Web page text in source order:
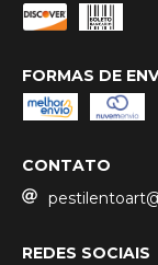
FORMAS DE
CONTATO
REDES SOCIAIS